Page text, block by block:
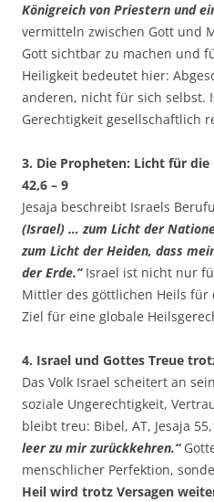
Königreich von Priestern und
vermitteln zwischen Gott und
Gott sichtbar zu machen und
Heiligkeit bedeutet hier:
anderen, nicht für sich selbst.
Gerechtigkeit gesellschaftlich
3. Die Propheten: Licht für die
42,6 – 9
Jesaja beschreibt Israels
(Israel) … zum Licht der
zum Licht der Heiden, dass
der Erde.“Israel ist nicht nur
Mittler des göttlichen Heils für
Ziel für eine globale
4. Israel und Gottes Treue
Das Volk Israel scheitert an
soziale Ungerechtigkeit,
bleibt treu: Bibel, AT, Jesaja
leer zu mir zurückkehren.“
menschlicher Perfektion,
Heil wird trotz Versagen